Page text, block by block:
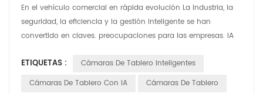
En el vehículo comercial en rápida evolución La industria, la
seguridad, la eficiencia y la gestión inteligente se han
convertido en claves. preocupaciones para las empresas. IA
indispensables asistentes en vehículos comerciales,
brindando soluciones integrales para flotas operaciones. Las
ETIQUETAS :
Cámaras De Tablero Inteligentes
Cámaras De Tablero Con IA
Cámaras De Tablero